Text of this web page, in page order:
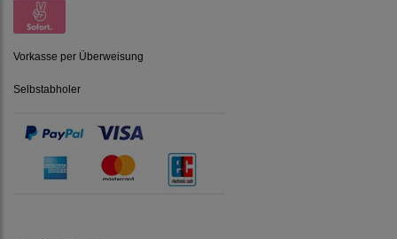
Vorkasse per Überweisung
Selbstabholer